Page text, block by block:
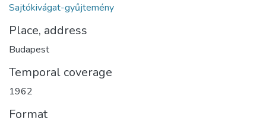
Sajtókivágat-gyűjtemény
Place, address
Budapest
Temporal coverage
1962
Format